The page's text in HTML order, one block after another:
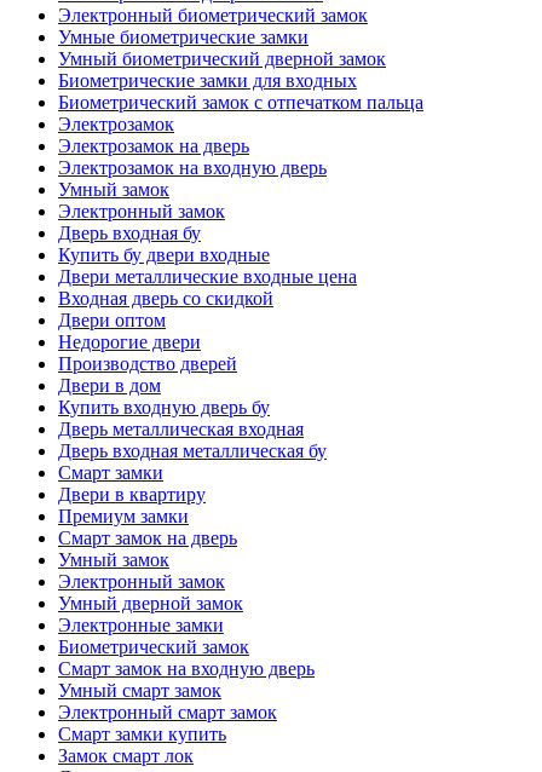
Электронный биометрический замок
Умные биометрические замки
Умный биометрический дверной замок
Биометрические замки для входных
Биометрический замок с отпечатком пальца
Электрозамок
Электрозамок на дверь
Электрозамок на входную дверь
Умный замок
Электронный замок
Дверь входная бу
Купить бу двери входные
Двери металлические входные цена
Входная дверь со скидкой
Двери оптом
Недорогие двери
Производство дверей
Двери в дом
Купить входную дверь бу
Дверь металлическая входная
Дверь входная металлическая бу
Смарт замки
Двери в квартиру
Премиум замки
Смарт замок на дверь
Умный замок
Электронный замок
Умный дверной замок
Электронные замки
Биометрический замок
Смарт замок на входную дверь
Умный смарт замок
Электронный смарт замок
Смарт замки купить
Замок смарт лок